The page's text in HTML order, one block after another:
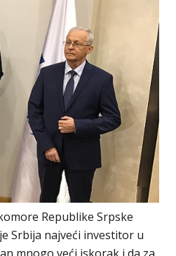
Republike Srpske
Srbija najveći investitor u